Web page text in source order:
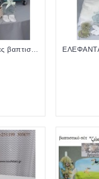
ΔΕΙΝΟΣΑΥΡΑΚΙ πλήρες βαπτιστικό σετ με ΒΑΛΙΤΣΑ ΤΡΟΛΕΥ ΤΖΑ-03971 269€!!!